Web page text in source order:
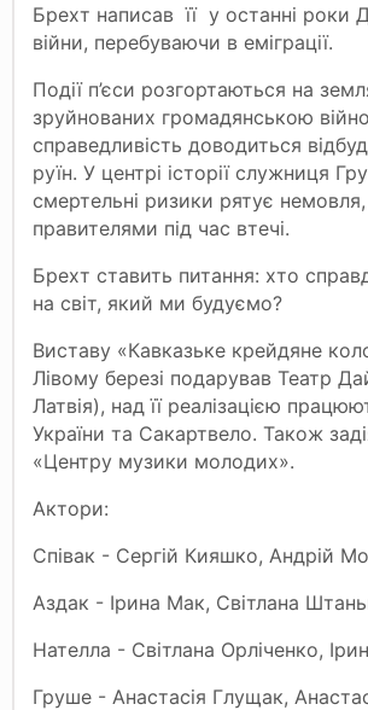
Брехт написав її у останні роки
війни, перебуваючи в еміграції.
Події п’єси розгортаються на
зруйнованих громадянською
справедливість доводиться
руїн. У центрі історії служниця
смертельні ризики рятує
правителями під час втечі.
Брехт ставить питання: хто
на світ, який ми будуємо?
Виставу «Кавказьке крейдяне
Лівому березі подарував Театр
Латвія), над її реалізацією
України та Сакартвело. Також
«Центру музики молодих».
Актори:
Співак - Сергій Кияшко, Андрій
Аздак - Ірина Мак, Світлана
Нателла - Світлана Орліченко,
Груше - Анастасія Глущак,